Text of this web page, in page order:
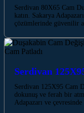
Serdivan 80X65 Cam
katın. Sakarya
çözümlerinde güvenilir
Serdivan
Serdivan 125X95 Cam
dokunuş ve ferah bir
Adapazarı ve